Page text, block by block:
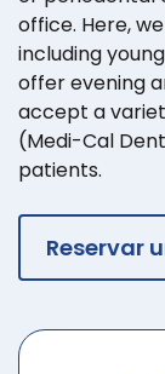
office. Here,
including
offer evening
accept a
(Medi-Cal
patients.
Reservar